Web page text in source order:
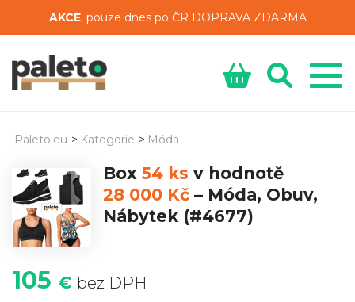
AKCE: pouze dnes po ČR DOPRAVA ZDARMA
Paleto.eu > Kategorie > Móda
Box 54 ks v hodnotě
28 000 Kč – Móda, Obuv,
Nábytek(#4677)
105 € bez DPH